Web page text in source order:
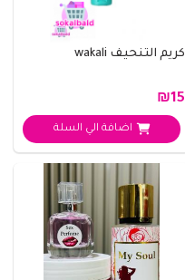
كريم التنحيف wakali
₪15
اضافة الي السلة